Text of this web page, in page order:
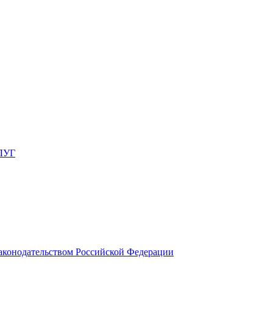
Российской Федерации